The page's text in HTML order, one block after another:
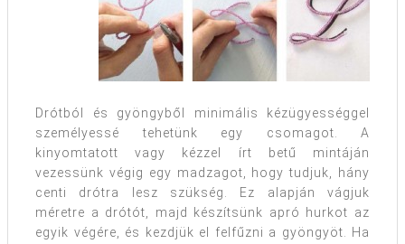
Drótból és gyöngyből minimális kézügyességgel
személyessé tehetünk egy csomagot. A
kinyomtatott vagy kézzel írt betű mintáján
vezessünk végig egy madzagot, hogy tudjuk, hány
centi drótra lesz szükség. Ez alapján vágjuk
méretre a drótót, majd készítsünk apró hurkot az
egyik végére, és kezdjük el felfűzni a gyöngyöt. Ha